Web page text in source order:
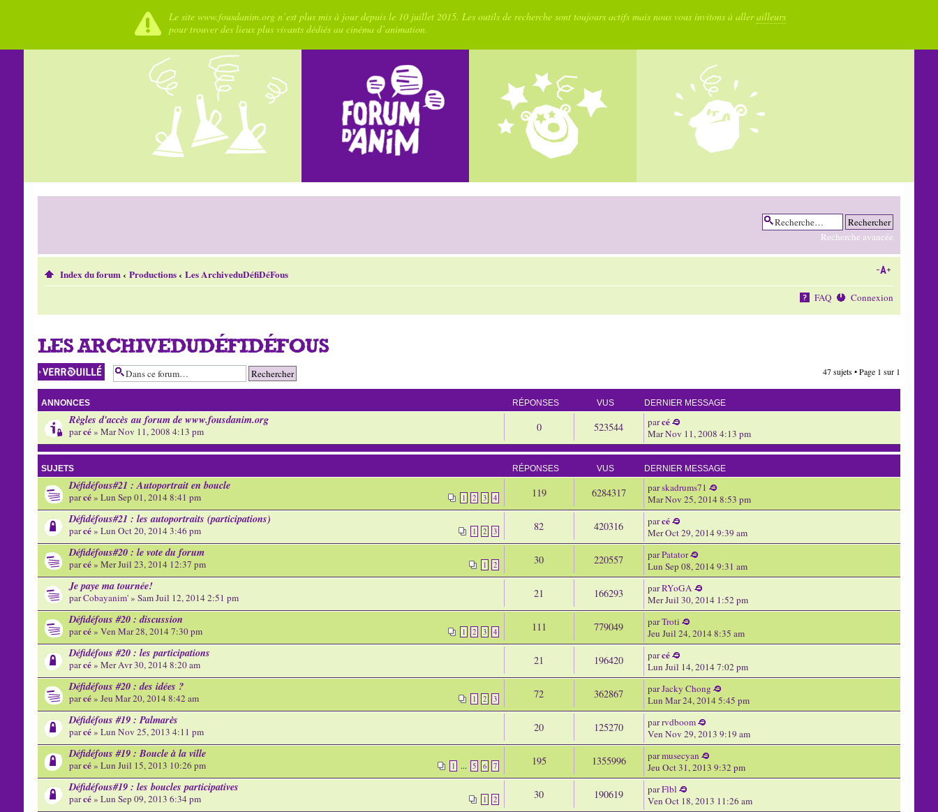
Le site www.fousdanim.org n’est plus mis à jour depuis le 10 juillet 2015. Les outils de recherche sont toujours actifs mais nous vous invitons à allerailleurs
pour trouver des lieux plus vivants dédiés au cinéma d’animation.
Recherche avancée
Index du forum‹ Productions‹ Les ArchiveduDéfiDéFous
FAQ Connexion
LES ARCHIVEDUDÉFIDÉFOUS
Forum verrouillé 47 sujets • Page 1 sur 1
ANNONCES RÉPONSES VUS DERNIER MESSAGE
Règles d'accès au forum de www.fousdanim.org
parcé» Mar Nov 11, 2008 4:13 pm 0 523544 parcé
Mar Nov 11, 2008 4:13 pm
SUJETS RÉPONSES VUS DERNIER MESSAGE
Défidéfous#21 : Autoportrait en boucle
1 2 3 4
parcé» Lun Sep 01, 2014 8:41 pm 119 6284317 parskadrums71
Mar Nov 25, 2014 8:53 pm
Défidéfous#21 : les autoportraits (participations)
1 2 3
parcé» Lun Oct 20, 2014 3:46 pm 82 420316 parcé
Mer Oct 29, 2014 9:39 am
Défidéfous#20 : le vote du forum
1 2
parcé» Mer Juil 23, 2014 12:37 pm 30 220557 parPatator
Lun Sep 08, 2014 9:31 am
Je paye ma tournée!
parCobayanim'» Sam Juil 12, 2014 2:51 pm 21 166293 parRYoGA
Mer Juil 30, 2014 1:52 pm
Défidéfous #20 : discussion
1 2 3 4
parcé» Ven Mar 28, 2014 7:30 pm 111 779049 parTroti
Jeu Juil 24, 2014 8:35 am
Défidéfous #20 : les participations
parcé» Mer Avr 30, 2014 8:20 am 21 196420 parcé
Lun Juil 14, 2014 7:02 pm
Défidéfous #20 : des idées ?
1 2 3
parcé» Jeu Mar 20, 2014 8:42 am 72 362867 parJacky Chong
Lun Mar 24, 2014 5:45 pm
Défidéfous #19 : Palmarès
parcé» Lun Nov 25, 2013 4:11 pm 20 125270 parrvdboom
Ven Nov 29, 2013 9:19 am
Défidéfous #19 : Boucle à la ville
1 ... 5 6 7
parcé» Lun Juil 15, 2013 10:26 pm 195 1355996 parmusecyan
Jeu Oct 31, 2013 9:32 pm
Défidéfous#19 : les boucles participatives
1 2
parcé» Lun Sep 09, 2013 6:34 pm 30 190619 parFlbl
Ven Oct 18, 2013 11:26 am